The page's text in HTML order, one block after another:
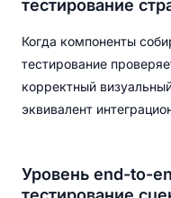
тестирование
Когда компоненты
тестирование
корректный
эквивалент
Уровень end-to-